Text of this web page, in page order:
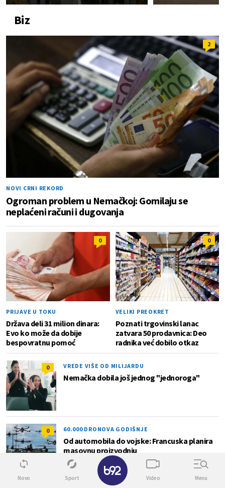
Biz
2
NOVI CRNI REKORD
Ogroman problem u Nemačkoj: Gomilaju se
neplaćeni računi i dugovanja
0
PRIJAVE U TOKU
Država deli 31 milion dinara:
Evo ko može da dobije
bespovratnu pomoć
0
VELIKI PREOKRET
Poznati trgovinski lanac
zatvara 50 prodavnica: Deo
radnika već dobilo otkaz
0 VREDE VIŠE OD MILIJARDU
Nemačka dobila još jednog "jednoroga"
0 60.000 DRONOVA GODIŠNJE
Od automobila do vojske: Francuska planira
masovnu proizvodnju
Novo Sport Video Menu
✕